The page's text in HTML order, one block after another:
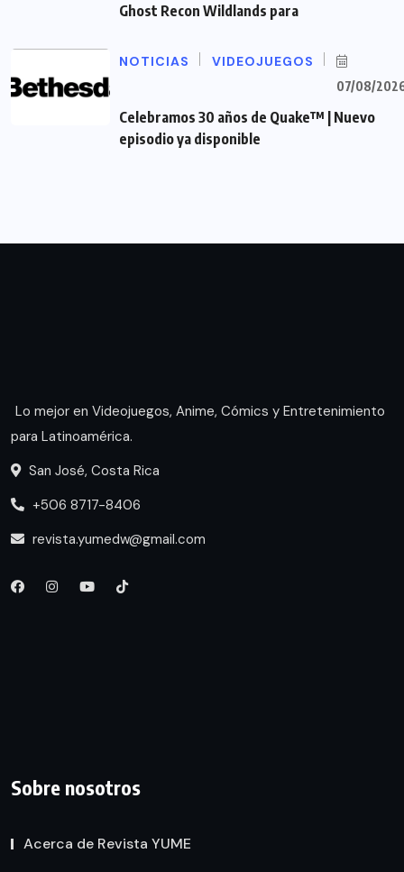
Ghost Recon Wildlands para
NOTICIAS VIDEOJUEGOS
07/08/
Celebramos 30 años de Quake™ | Nuevo
episodio ya disponible
Lo mejor en Videojuegos, Anime, Cómics y Entretenimiento
para Latinoamérica.
San José, Costa Rica
+506 8717-8406
revista.yumedw@gmail.com
Sobre nosotros
Acerca de Revista YUME